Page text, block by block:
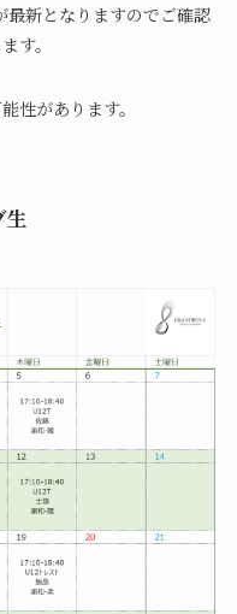
新となりますのでご確認
す。
性があります。
生